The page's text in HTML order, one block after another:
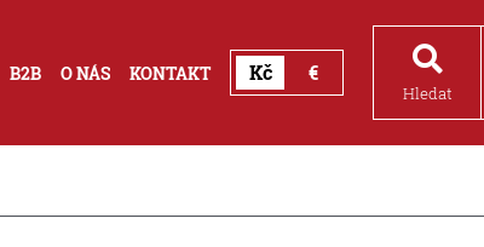
B2B O NÁS KONTAKT Kč €
Hledat